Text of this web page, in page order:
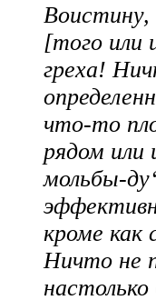
[того или
греха!
что-то
рядом или
мольбы-
кроме как
Ничто не